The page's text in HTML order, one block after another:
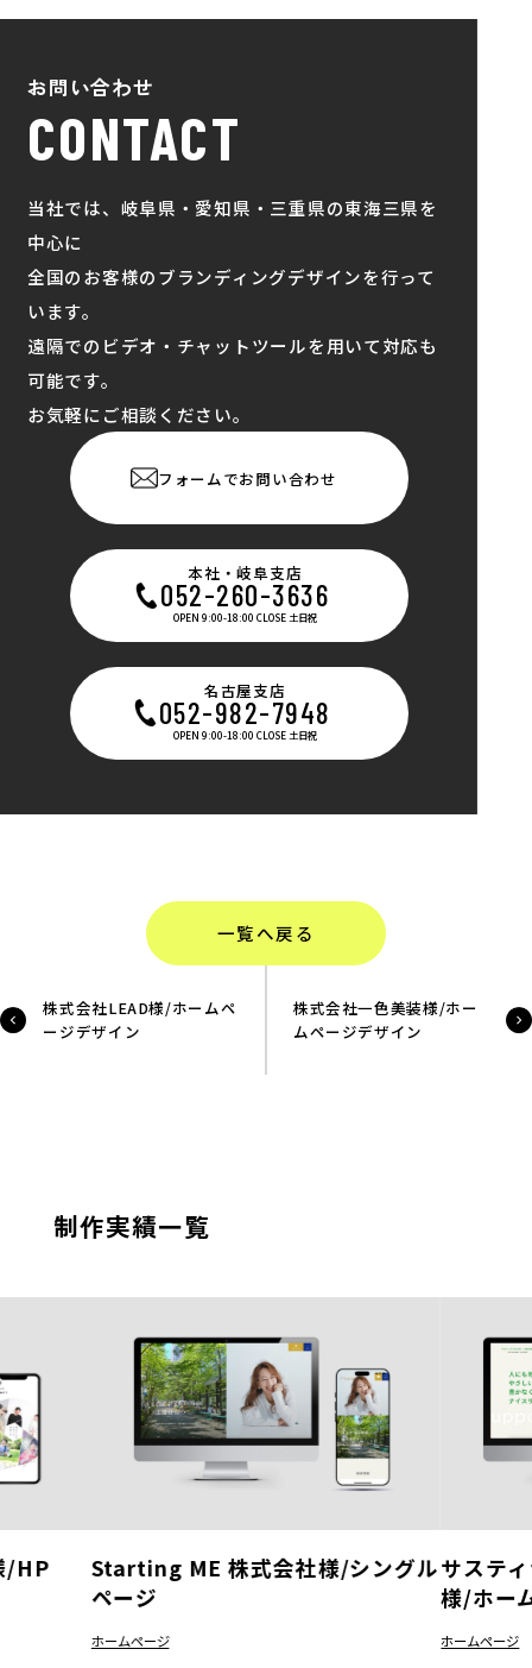
お問い合わせ
CONTACT
当社では、岐阜県・愛知県・三重県の東海三県を
中心に
全国のお客様のブランディングデザインを行って
います。
遠隔でのビデオ・チャットツールを用いて対応も
可能です。
お気軽にご相談ください。
フォームでお問い合わせ
本社・岐阜支店
052-260-3636
OPEN 9:00-18:00 CLOSE 土日祝
名古屋支店
052-982-7948
OPEN 9:00-18:00 CLOSE 土日祝
一覧へ戻る
株式会社LEAD様/ホームペ
ージデザイン
株式会社一色美装様/ホー
ムページデザイン
制作実績一覧
/HP
Starting ME 株式会社様/シングル
ページ
ホームページ
サステ
様/ホー
ホームページ